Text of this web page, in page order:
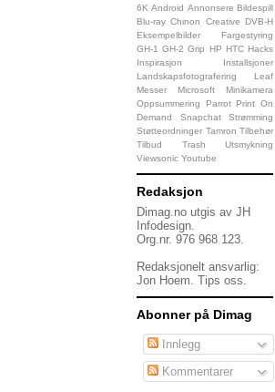
6K Android Annonsere Bildespill
Blu-ray Chinon Creative
DVB-H
Eksempelbilder
Fargestyring
GH-1 GH-2 Grip HP HTC Hacks
Inspirasjon
Installsjoner
Landskapsfotografering
Leaf
Messer
Microsoft
Minikamera
Oppsummering
Parrot Print On
Demand
Snapchat
Strømming
Støtteordninger Tamron Tilbehør
Tilbud
Trash
Utsmykning
Viewsonic Youtube
Redaksjon
Dimag.no utgis av JH
Infodesign.
Org.nr. 976 968 123.
Redaksjonelt ansvarlig:
Jon Hoem. Tips oss
Abonner på Dimag
Innlegg
Kommentarer